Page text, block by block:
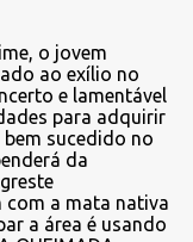
o jovem
ao exílio no
e lamentável
para adquirir
sucedido no
da
com a mata nativa
a área é usando